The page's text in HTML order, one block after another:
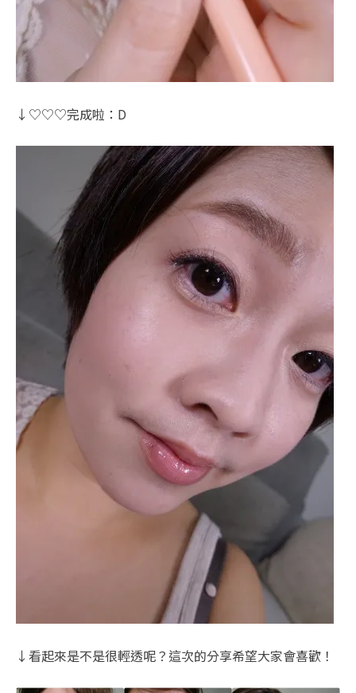
↓♡♡♡完成啦：D
↓看起來是不是很輕透呢？這次的分享希望大家會喜歡！